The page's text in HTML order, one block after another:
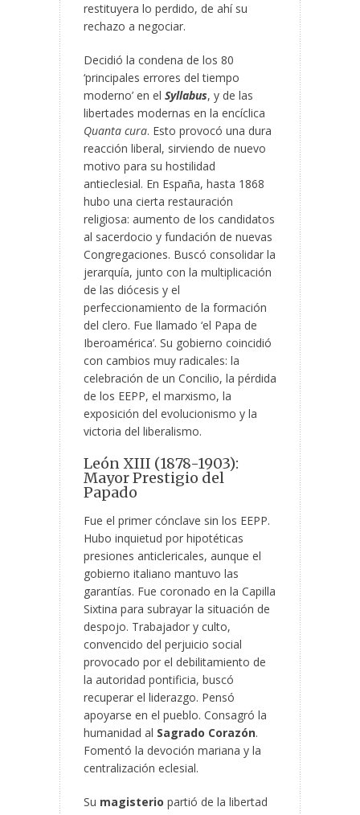
restituyera lo perdido, de ahí su
rechazo a negociar.
Decidió la condena de los 80
‘principales errores del tiempo
moderno’ en el Syllabus, y de las
libertades modernas en la encíclica
Quanta cura. Esto provocó una dura
reacción liberal, sirviendo de nuevo
motivo para su hostilidad
antieclesial. En España, hasta 1868
hubo una cierta restauración
religiosa: aumento de los candidatos
al sacerdocio y fundación de nuevas
Congregaciones. Buscó consolidar la
jerarquía, junto con la multiplicación
de las diócesis y el
perfeccionamiento de la formación
del clero. Fue llamado ‘el Papa de
Iberoamérica’. Su gobierno coincidió
con cambios muy radicales: la
celebración de un Concilio, la pérdida
de los EEPP, el marxismo, la
exposición del evolucionismo y la
victoria del liberalismo.
León XIII (1878-1903):
Mayor Prestigio del
Papado
Fue el primer cónclave sin los EEPP.
Hubo inquietud por hipotéticas
presiones anticlericales, aunque el
gobierno italiano mantuvo las
garantías. Fue coronado en la Capilla
Sixtina para subrayar la situación de
despojo. Trabajador y culto,
convencido del perjuicio social
provocado por el debilitamiento de
la autoridad pontificia, buscó
recuperar el liderazgo. Pensó
apoyarse en el pueblo. Consagró la
humanidad al Sagrado Corazón.
Fomentó la devoción mariana y la
centralización eclesial.
Su magisterio partió de la libertad